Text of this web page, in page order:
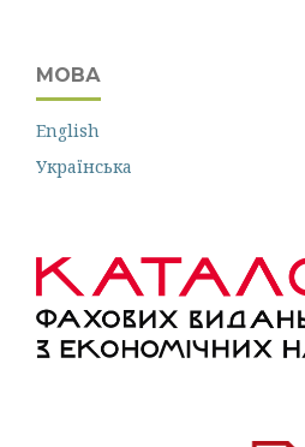
МОВА
English
Українська